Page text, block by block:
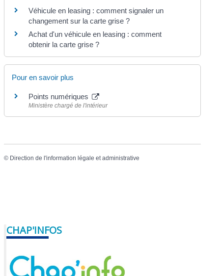
Véhicule en leasing : comment signaler un
changement sur la carte grise ?
Achat d'un véhicule en leasing : comment
obtenir la carte grise ?
Pour en savoir plus
Points numériques
Ministère chargé de l'intérieur
© Direction de l'information légale et administrative
CHAP'INFOS